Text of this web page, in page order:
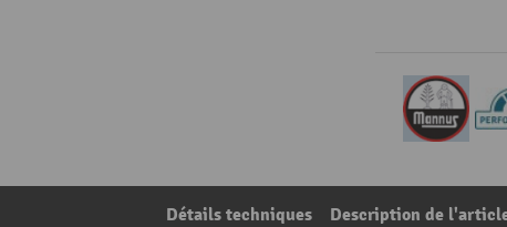
Détails techniques Description de